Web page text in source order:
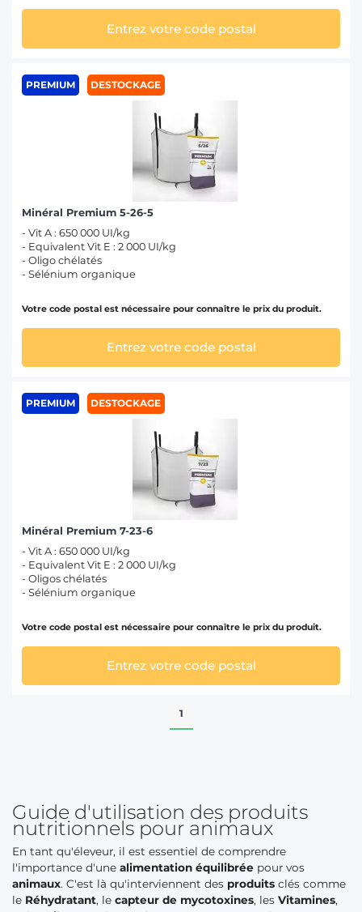
Entrez votre code postal
PREMIUM DESTOCKAGE
Minéral Premium 5-26-5
- Vit A : 650 000 UI/kg
- Equivalent Vit E : 2 000 UI/kg
- Oligo chélatés
- Sélénium organique
Votre code postal est nécessaire pour connaître le prix du produit.
Entrez votre code postal
PREMIUM DESTOCKAGE
Minéral Premium 7-23-6
- Vit A : 650 000 UI/kg
- Equivalent Vit E : 2 000 UI/kg
- Oligos chélatés
- Sélénium organique
Votre code postal est nécessaire pour connaître le prix du produit.
Entrez votre code postal
1
Guide d'utilisation des produits
nutritionnels pour animaux
En tant qu'éleveur, il est essentiel de comprendre
l'importance d'une alimentation équilibrée pour vos
animaux. C'est là qu'interviennent des produits clés comme
le Réhydratant, le capteur de mycotoxines, les Vitamines,